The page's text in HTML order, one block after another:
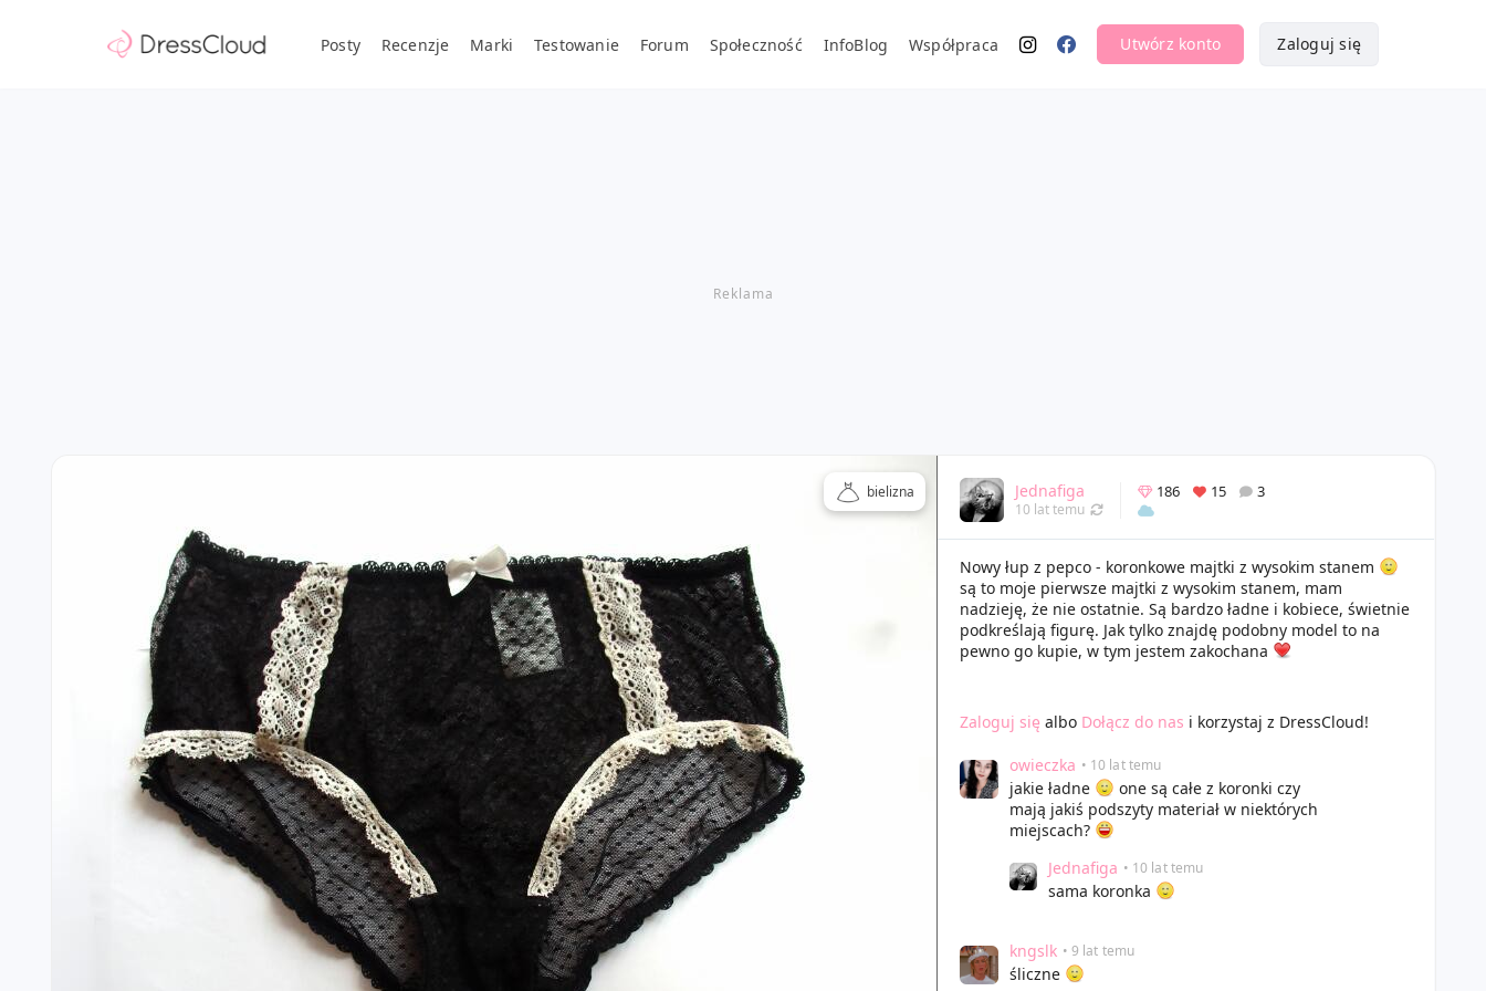
Posty Recenzje Marki Testowanie Forum Społeczność InfoBlog Współpraca Utwórz konto Zaloguj się
bielizna Jednafiga
10 lat temu
186 15 3
Nowy łup z pepco - koronkowe majtki z wysokim stanem
są to moje pierwsze majtki z wysokim stanem, mam
nadzieję, że nie ostatnie. Są bardzo ładne i kobiece, świetnie
podkreślają figurę. Jak tylko znajdę podobny model to na
pewno go kupie, w tym jestem zakochana
Zaloguj się albo Dołącz do nas i korzystaj z DressCloud!
owieczka • 10 lat temu
jakie ładne
one są całe z koronki czy
mają jakiś podszyty materiał w niektórych
miejscach?
Jednafiga • 10 lat temu
sama koronka
kngslk • 9 lat temu
śliczne